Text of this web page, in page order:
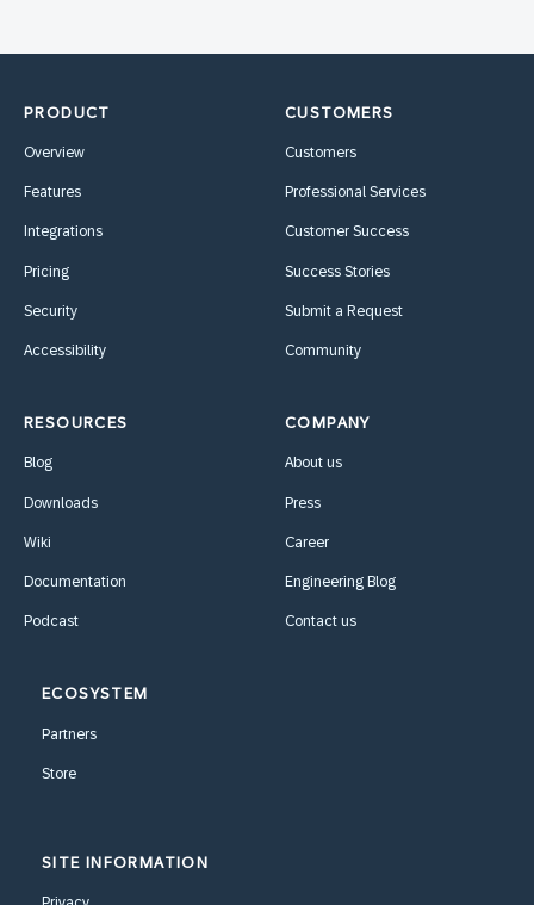
PRODUCT
Overview
Features
Integrations
Pricing
Security
Accessibility
CUSTOMERS
Customers
Professional Services
Customer Success
Success Stories
Submit a Request
Community
RESOURCES
Blog
Downloads
Wiki
Documentation
Podcast
COMPANY
About us
Press
Career
Engineering Blog
Contact us
ECOSYSTEM
Partners
Store
SITE INFORMATION